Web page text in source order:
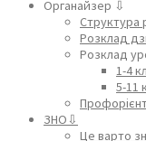
Органайзер ⇩
Структура
Розклад
Розклад
1-4
5-11
ЗНО⇩
Це варто